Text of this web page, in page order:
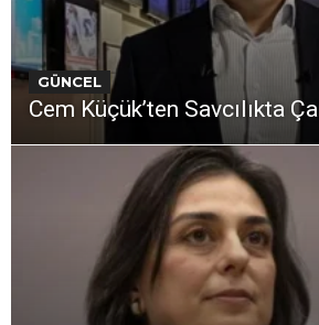
GÜNCEL
Cem Küçük’ten Savcılıkta